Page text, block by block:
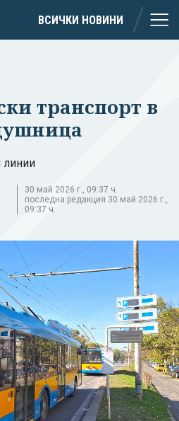
ВСИЧКИ НОВИНИ
транспорт в
линии
30 май 2026 г., 09:37 ч.
последна редакция 30 май 2026 г.,
09:37 ч.